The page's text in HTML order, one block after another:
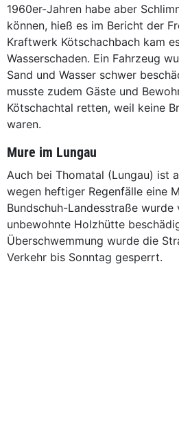
1960er-Jahren habe aber
können, hieß es im Bericht der
Kraftwerk Kötschachbach kam
Wasserschaden. Ein Fahrzeug
Sand und Wasser schwer
musste zudem Gäste und
Kötschachtal retten, weil keine
waren.
Mure im Lungau
Auch bei Thomatal (Lungau) ist
wegen heftiger Regenfälle eine
Bundschuh-Landesstraße wurde
unbewohnte Holzhütte
Überschwemmung wurde die
Verkehr bis Sonntag gesperrt.